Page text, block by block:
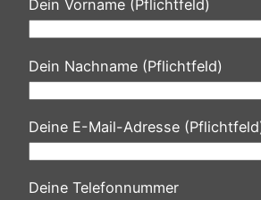
Dein Vorname (Pflichtfeld)
Dein Nachname (Pflichtfeld)
Deine E-Mail-Adresse
Deine Telefonnummer